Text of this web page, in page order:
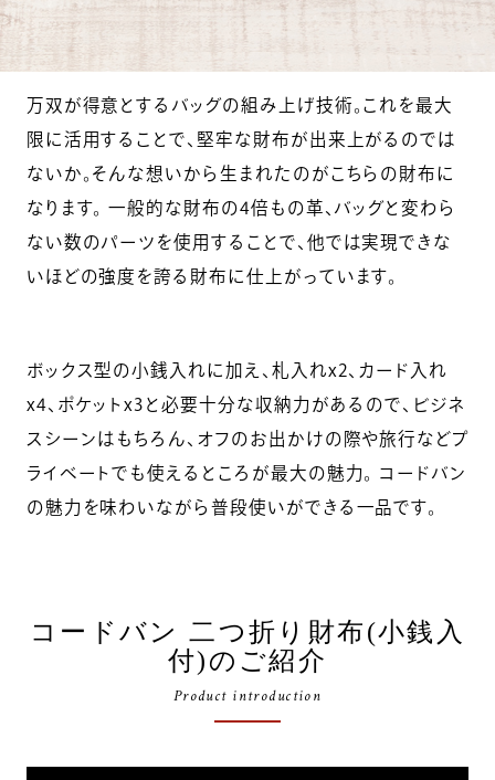
万双が得意とするバッグの組み上げ技術。これを最大
限に活用することで、堅牢な財布が出来上がるのでは
ないか。そんな想いから生まれたのがこちらの財布に
なります。 一般的な財布の4倍もの革、バッグと変わら
ない数のパーツを使用することで、他では実現できな
いほどの強度を誇る財布に仕上がっています。
ボックス型の小銭入れに加え、札入れx2、カード入れ
x4、ポケットx3と必要十分な収納力があるので、ビジネ
スシーンはもちろん、オフのお出かけの際や旅行などプ
ライベートでも使えるところが最大の魅力。 コードバン
の魅力を味わいながら普段使いができる一品です。
コードバン 二つ折り財布(小銭入
付)のご紹介
Product introduction